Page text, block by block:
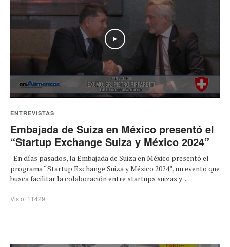
Play
ENTREVISTAS
Embajada de Suiza en México presentó el
“Startup Exchange Suiza y México 2024”
En días pasados, la Embajada de Suiza en México presentó el
programa “Startup Exchange Suiza y México 2024”, un evento que
busca facilitar la colaboración entre startups suizas y ...
Visto: 11429